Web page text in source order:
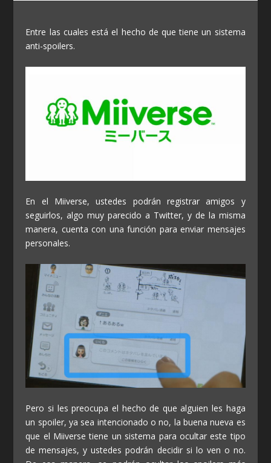
Entre las cuales está el hecho de que tiene un sistema
anti-spoilers.
En el Miiverse, ustedes podrán registrar amigos y
seguirlos, algo muy parecido a Twitter, y de la misma
manera, cuenta con una función para enviar mensajes
personales.
Pero si les preocupa el hecho de que alguien les haga
un spoiler, ya sea intencionado o no, la buena nueva es
que el Miiverse tiene un sistema para ocultar este tipo
de mensajes, y ustedes podrán decidir si lo ven o no.